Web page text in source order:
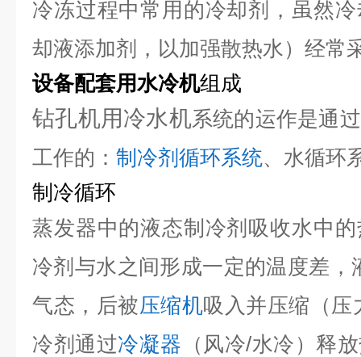
冷冻过程中常用的冷却剂，虽然
却液添加剂，以加强散热水）经常
设备配套用水冷机组成
钻孔机用冷水机系统的运作是通
工作的： 制冷剂循环系统、水循环
制冷循环
蒸发器中的液态制冷剂吸收水中
冷剂与水之间形成一定的温度差
气态，后被压缩机吸入并压缩（压
冷剂通过冷凝器 （风冷/水冷）释